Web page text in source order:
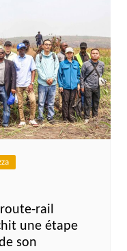
rail
une étape
son